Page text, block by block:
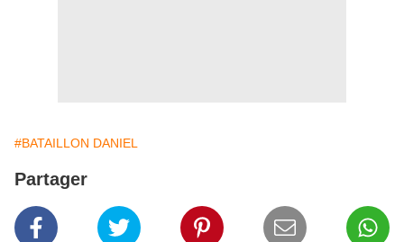
#BATAILLON DANIEL
Partager